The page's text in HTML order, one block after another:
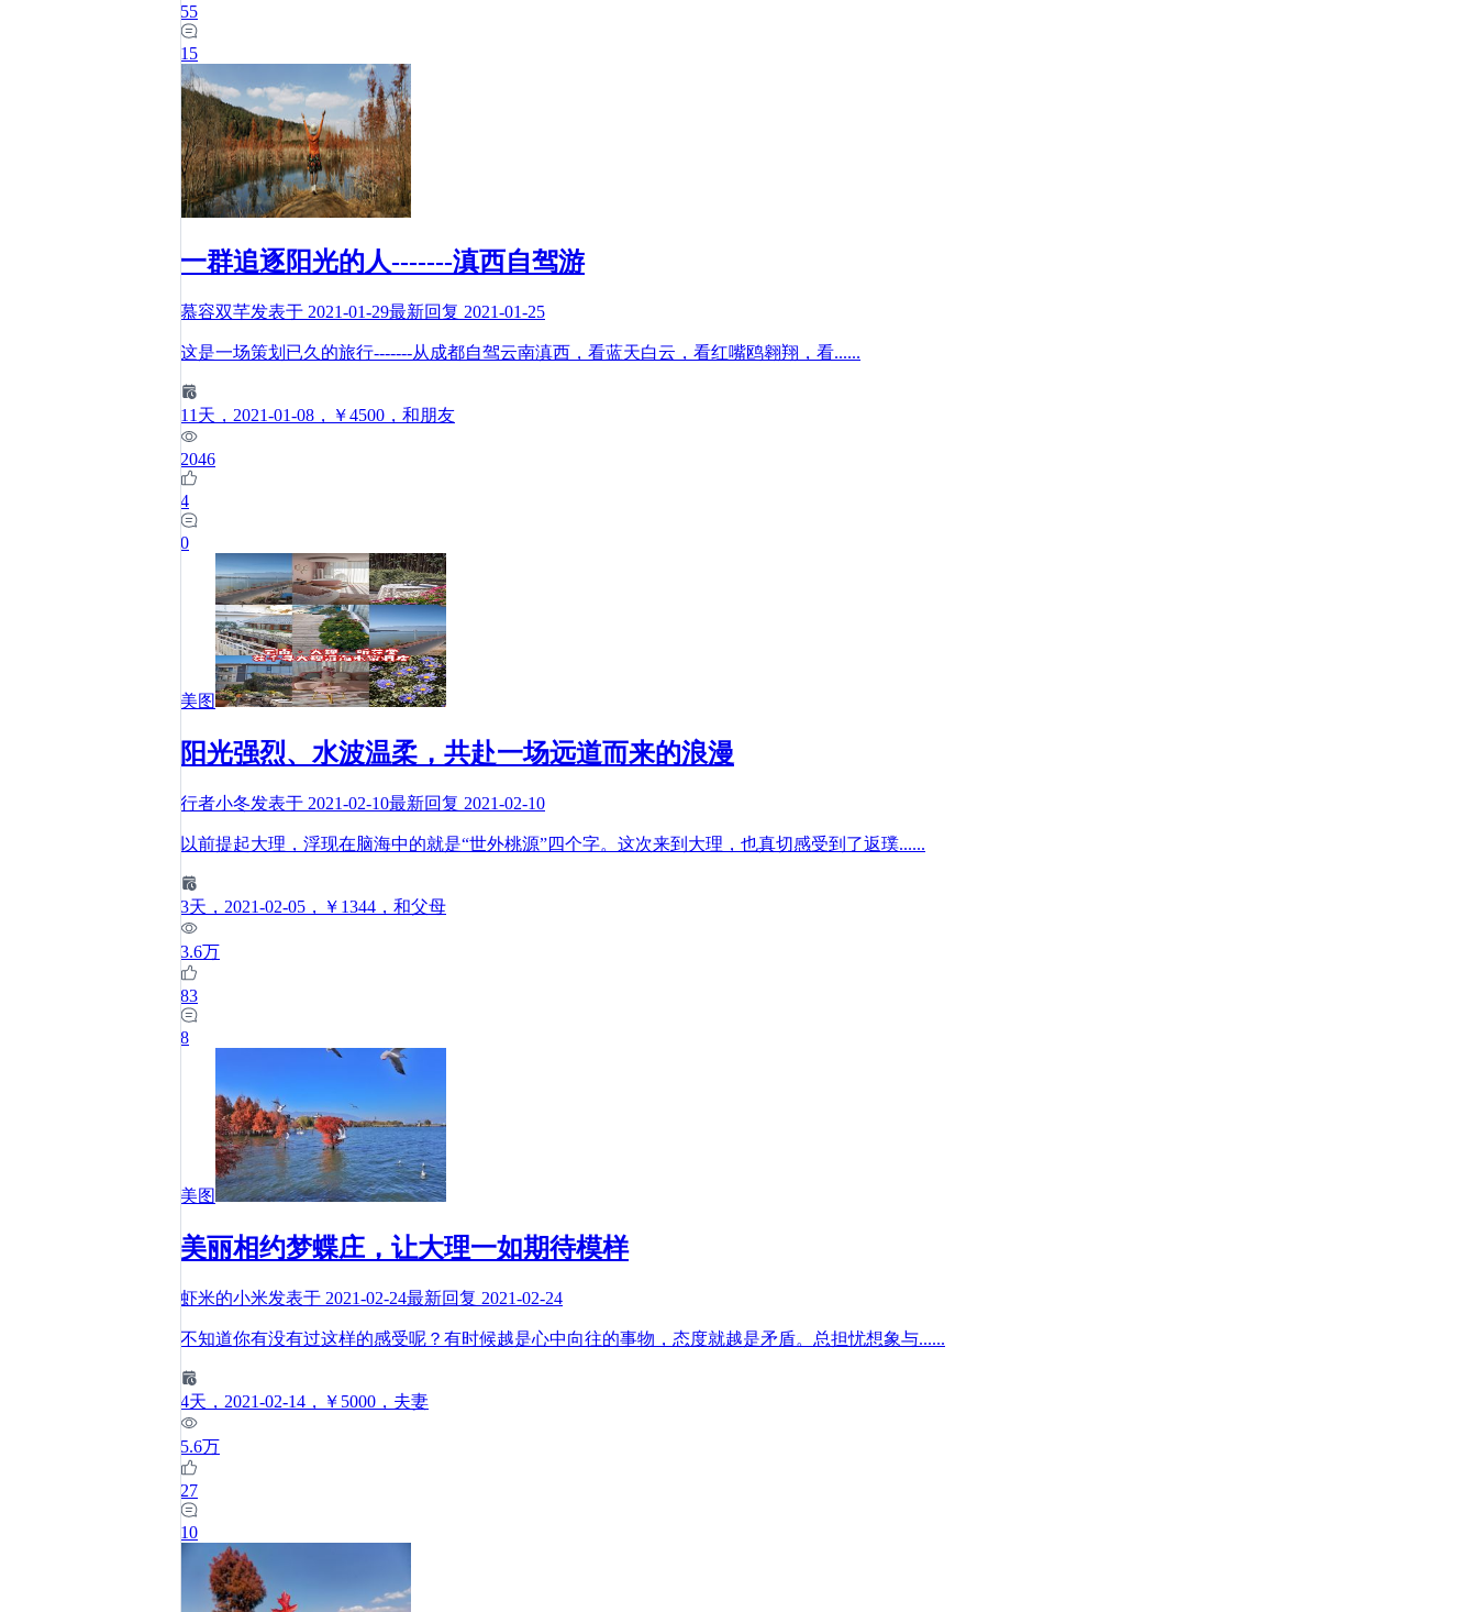
55
15
一群追逐阳光的人-------滇西自驾游
慕容双芊发表于 2021-01-29最新回复 2021-01-25
这是一场策划已久的旅行-------从成都自驾云南滇西，看蓝天白云，看红嘴鸥翱翔，看......
11 天 ，2021-01-08 ，￥4500 ，和朋友
2046
4
0
美图
阳光强烈、水波温柔，共赴一场远道而来的浪漫
行者小冬发表于 2021-02-10最新回复 2021-02-10
以前提起大理，浮现在脑海中的就是“世外桃源”四个字。这次来到大理，也真切感受到了返璞......
3天 ，2021-02-05 ，￥1344 ，和父母
3.6万
83
8
美图
美丽相约梦蝶庄，让大理一如期待模样
虾米的小米发表于 2021-02-24最新回复 2021-02-24
不知道你有没有过这样的感受呢？有时候越是心中向往的事物，态度就越是矛盾。总担忧想象与......
4天 ，2021-02-14 ，￥5000 ，夫妻
5.6万
27
10